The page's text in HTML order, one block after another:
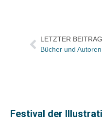
LETZTER BEITRAG
Festival der